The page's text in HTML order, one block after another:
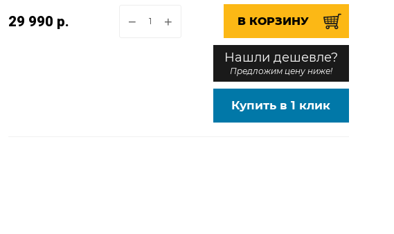
29 990 р. − + В КОРЗИНУ
Нашли дешевле?
Предложим цену ниже!
Купить в 1 клик